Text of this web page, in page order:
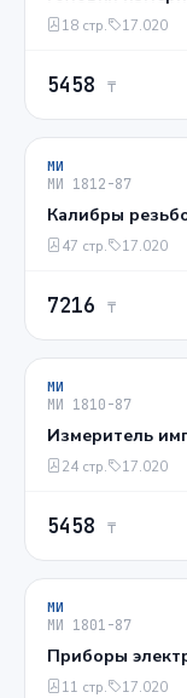
18 стр. 17.020
5458 ₸
МИ
МИ 1812-87
Калибры
47 стр. 17.020
7216 ₸
МИ
МИ 1810-87
Измеритель
24 стр. 17.020
5458 ₸
МИ
МИ 1801-87
Приборы
11 стр. 17.020